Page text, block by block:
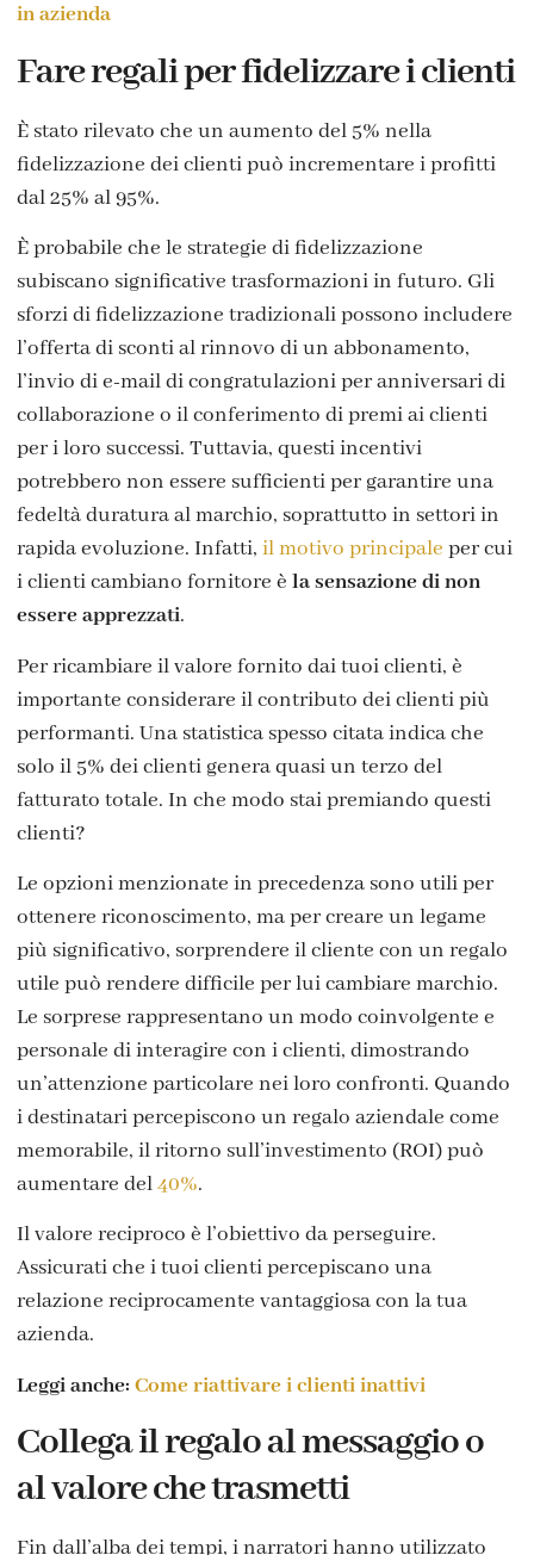
in azienda
Fare regali per fidelizzare i clienti
È stato rilevato che un aumento del 5% nella
fidelizzazione dei clienti può incrementare i profitti
dal 25% al 95%.
È probabile che le strategie di fidelizzazione
subiscano significative trasformazioni in futuro. Gli
sforzi di fidelizzazione tradizionali possono includere
l’offerta di sconti al rinnovo di un abbonamento,
l’invio di e-mail di congratulazioni per anniversari di
collaborazione o il conferimento di premi ai clienti
per i loro successi. Tuttavia, questi incentivi
potrebbero non essere sufficienti per garantire una
fedeltà duratura al marchio, soprattutto in settori in
rapida evoluzione. Infatti, il motivo principale per cui
i clienti cambiano fornitore è la sensazione di non
essere apprezzati.
Per ricambiare il valore fornito dai tuoi clienti, è
importante considerare il contributo dei clienti più
performanti. Una statistica spesso citata indica che
solo il 5% dei clienti genera quasi un terzo del
fatturato totale. In che modo stai premiando questi
clienti?
Le opzioni menzionate in precedenza sono utili per
ottenere riconoscimento, ma per creare un legame
più significativo, sorprendere il cliente con un regalo
utile può rendere difficile per lui cambiare marchio.
Le sorprese rappresentano un modo coinvolgente e
personale di interagire con i clienti, dimostrando
un’attenzione particolare nei loro confronti. Quando
i destinatari percepiscono un regalo aziendale come
memorabile, il ritorno sull’investimento (ROI) può
aumentare del40%.
Il valore reciproco è l’obiettivo da perseguire.
Assicurati che i tuoi clienti percepiscano una
relazione reciprocamente vantaggiosa con la tua
azienda.
Leggi anche: Come riattivare i clienti inattivi
Collega il regalo al messaggio o
al valore che trasmetti
Fin dall’alba dei tempi, i narratori hanno utilizzato